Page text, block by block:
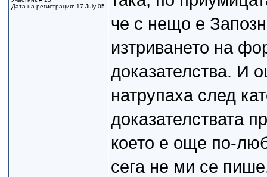
Дата на регистрация: 17-July 05
че с нещо е
изтриването на
доказателства. И
натрупаха след
доказателствата
което е още по-
сега не ми се